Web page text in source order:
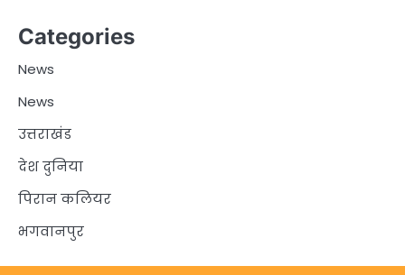
Categories
News
News
उत्तराखंड
देश दुनिया
पिरान कलियर
भगवानपुर